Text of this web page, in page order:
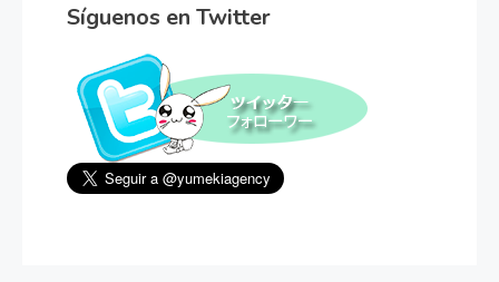
Síguenos en Twitter